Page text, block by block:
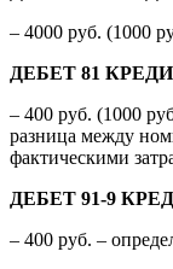
– 4000 руб. (1000
ДЕБЕТ 81
– 400 руб. (1000
разница между
фактическими
ДЕБЕТ 91-9
– 400 руб. –